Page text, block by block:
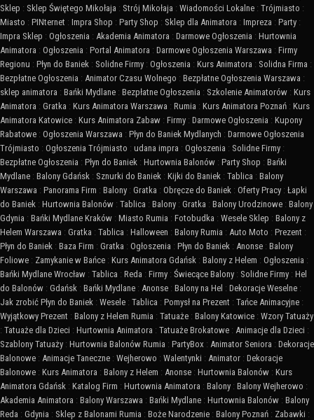
Sklep : Sklep Świętego Mikołaja : Strój Mikołaja : Wiadomości Lokalne : Trójmiasto :
Miasto : PINternet : Impra Shop : Party Shop : Sklep dla Animatora : Impreza : Party :
Impra Sklep : Ogłoszenia : Akademia Animatora : Darmowe Ogłoszenia : Hurtownia
Animatora : Ogłoszenia : Portal Animatora : Darmowe Ogłoszenia Warszawa : Firmy
Regionu : Płyn do Baniek : Solidne Firmy : Ogłoszenia : Kurs Animatora : Solidna Firma :
Bezpłatne Ogłoszenia : Animator Czasu Wolnego : Bezpłatne Ogłoszenia Warszawa :
sklep animatora : Bańki Mydlane : Bezpłatne Ogłoszenia : Szkolenie Animatorów : Kurs
Animatora : Gratka : Kurs Animatora Warszawa : Rumia : Kurs Animatora Poznań : Kurs
Animatora Katowice : Kurs Animatora Zabaw : Firmy : Darmowe Ogłoszenia : Kupony
Rabatowe : Ogłoszenia Warszawa : Płyn do Baniek Mydlanych : Darmowe Ogłoszenia
Trójmiasto : Ogłoszenia Trójmiasto : udana impra : Ogłoszenia : Solidne Firmy :
Bezpłatne Ogłoszenia : Płyn do Baniek : Hurtownia Balonów : Party Shop : Bańki
Mydlane : Balony Gdańsk : Sznurki do Baniek : Kijki do Baniek : Tablica : Balony
Warszawa : Panorama Firm : Balony : Gratka : Obręcze do Baniek : Oferty Pracy : Łapki
do Baniek : Hurtownia Balonów : Tablica : Balony : Gratka : Balony Urodzinowe : Balony
Gdynia : Bańki Mydlane Kraków : Miasto Rumia : Fotobudka : Wesele Sklep : Balony z
Helem Warszawa : Gratka : Tablica : Halloween : Balony Rumia : Auto Moto : Prezent :
Płyn do Baniek : Baza Firm : Gratka : Ogłoszenia : Płyn do Baniek : Anonse : Balony
Foliowe : Zamykanie w Bańce : Kurs Animatora Gdańsk : Balony z Helem : Ogłoszenia :
Bańki Mydlane Wrocław : Tablica : Reda : Firmy : Świecące Balony : Solidne Firmy : Hel
do Balonów : Gdańsk : Bańki Mydlane : Anonse : Balony na Hel : Dekoracje Weselne :
Jak zrobić Płyn do Baniek : Wesele : Tablica : Pomysł na Prezent : Tańce Animacyjne :
Wyjątkowy Prezent : Balony z Helem Rumia : Tatuaże : Balony Katowice : Wzory Tatuaży
: Tatuaże dla Dzieci : Hurtownia Animatora : Tatuaże Brokatowe : Animacje dla Dzieci :
Szablony Tatuaży : Hurtownia Balonów Rumia : PartyBox : Animator Seniora : Dekoracje
Balonowe : Animacje Taneczne : Wejherowo : Walentynki : Animator : Dekoracje
Balonowe : Kurs Animatora : Balony z Helem : Anonse : Hurtownia Balonów : Kurs
Animatora Gdańsk : Katalog Firm : Hurtownia Animatora : Balony : Balony Wejherowo :
Akademia Animatora : Balony Warszawa : Bańki Mydlane : Hurtownia Balonów : Balony
Reda : Gdynia : Sklep z Balonami Rumia : Boże Narodzenie : Balony Poznań : Zabawki :